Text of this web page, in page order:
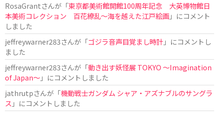
RosaGrantさんが「東京都美術館開館100周年記念 大英博物館日
本美術コレクション 百花繚乱～海を越えた江戸絵画」にコメント
しました
jeffreywarner283さんが「ゴジラ音声目覚まし時計」にコメントし
ました
jeffreywarner283さんが「動き出す妖怪展 TOKYO 〜Imagination
of Japan〜」にコメントしました
jathrutpさんが「機動戦士ガンダム シャア・アズナブルのサングラ
ス 」にコメントしました